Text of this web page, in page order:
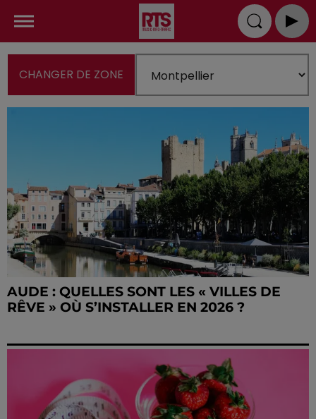
CHANGER DE ZONE
AUDE : QUELLES SONT LES « VILLES DE
RÊVE » OÙ S’INSTALLER EN 2026 ?